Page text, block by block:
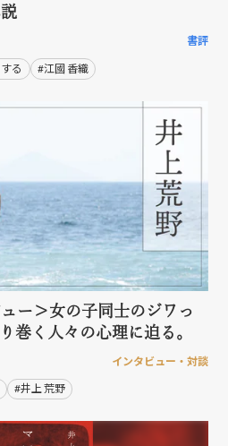
書評
る #江國 香織
ー＞女の子同士のジワっ
巻く人々の心理に迫る。
インタビュー・対談
#井上 荒野